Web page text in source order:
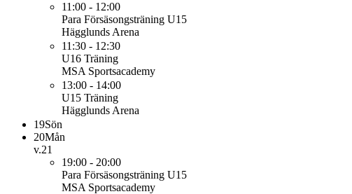
11:00 - 12:00
Para Försäsongsträning U15
Hägglunds Arena
11:30 - 12:30
U16 Träning
MSA Sportsacademy
13:00 - 14:00
U15 Träning
Hägglunds Arena
19Sön
20Mån
v.21
19:00 - 20:00
Para Försäsongsträning U15
MSA Sportsacademy